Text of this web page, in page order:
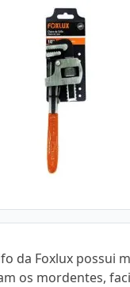
da Foxlux possui
os mordentes,